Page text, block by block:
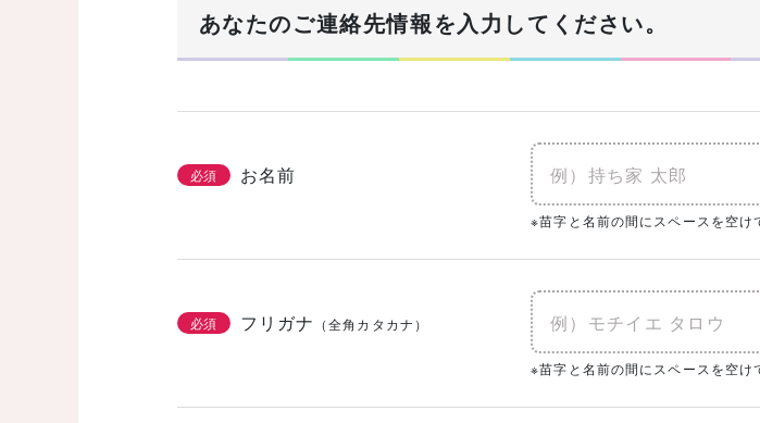
あなたのご連絡先情報を入力してください。
必須 お名前
※苗字と名前の間にスペースを空け
必須 フリガナ （全角カタカナ）
※苗字と名前の間にスペースを空け